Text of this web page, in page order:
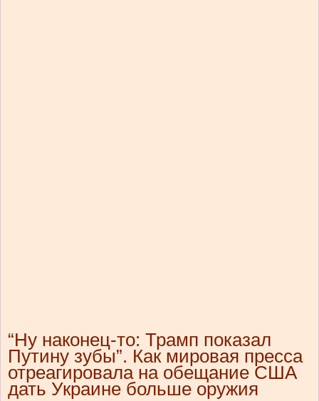
“Ну наконец-то: Трамп показал
Путину зубы”. Как мировая пресса
отреагировала на обещание США
дать Украине больше оружия